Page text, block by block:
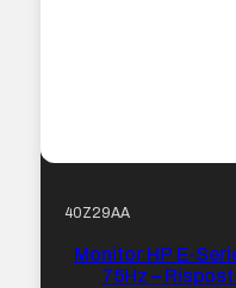
40Z29AA
Monitor HP E-
75Hz –